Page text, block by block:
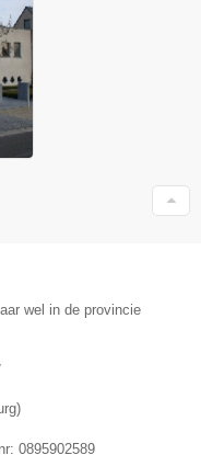
wel in de provincie
)
0895902589